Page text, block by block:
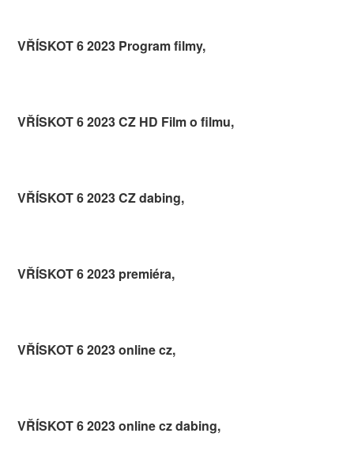
VŘÍSKOT 6 2023 Program filmy,
VŘÍSKOT 6 2023 CZ HD Film o filmu,
VŘÍSKOT 6 2023 CZ dabing,
VŘÍSKOT 6 2023 premiéra,
VŘÍSKOT 6 2023 online cz,
VŘÍSKOT 6 2023 online cz dabing,